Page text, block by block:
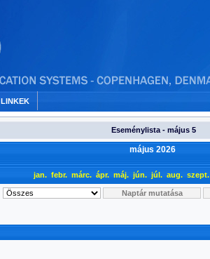
LINKEK
Eseménylista - május 5
május 2026
jan. febr. márc. ápr. máj. jún. júl. aug. szept.